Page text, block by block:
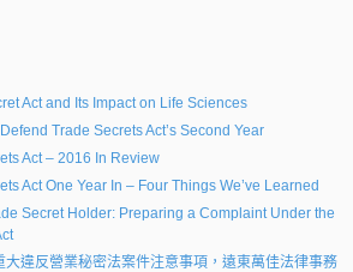
Act and Its Impact on Life Sciences
Trade Secrets Act’s Second Year
Act – 2016 In Review
Act One Year In – Four Things We’ve Learned
Secret Holder: Preparing a Complaint Under the
大違反營業秘密法案件注意事項，遠東萬佳法律事務